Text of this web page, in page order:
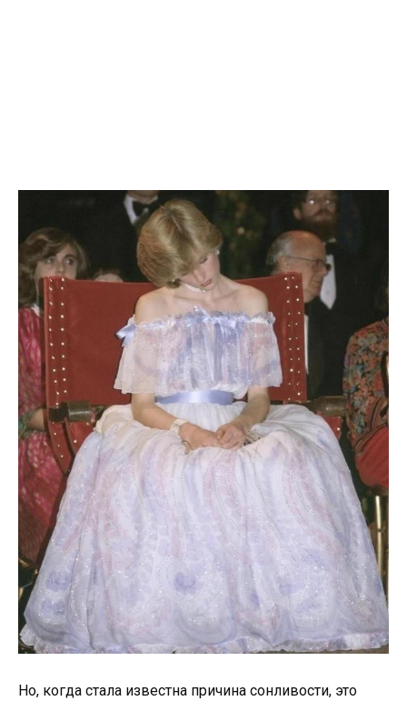
Но, когда стала известна причина сонливости, это